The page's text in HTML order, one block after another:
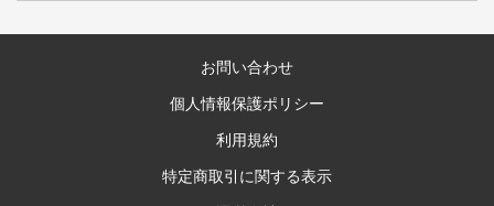
お問い合わせ
個人情報保護ポリシー
利用規約
特定商取引に関する表示